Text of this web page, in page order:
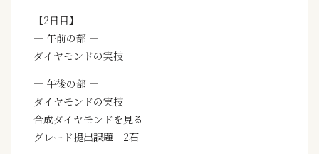
【2日目】
— 午前の部 —
ダイヤモンドの実技
— 午後の部 —
ダイヤモンドの実技
合成ダイヤモンドを見る
グレード提出課題 2石